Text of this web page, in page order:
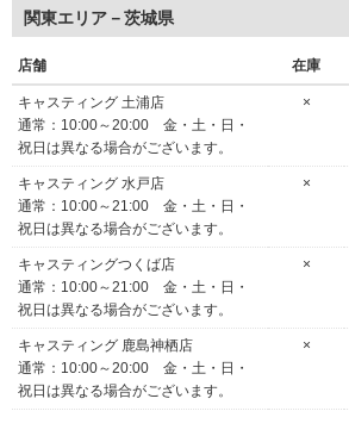
関東エリア－茨城県
店舗 在庫
キャスティング 土浦店
通常：10:00～20:00 金・土・日・
祝日は異なる場合がございます。
×
キャスティング 水戸店
通常：10:00～21:00 金・土・日・
祝日は異なる場合がございます。
×
キャスティングつくば店
通常：10:00～21:00 金・土・日・
祝日は異なる場合がございます。
×
キャスティング 鹿島神栖店
通常：10:00～20:00 金・土・日・
祝日は異なる場合がございます。
×